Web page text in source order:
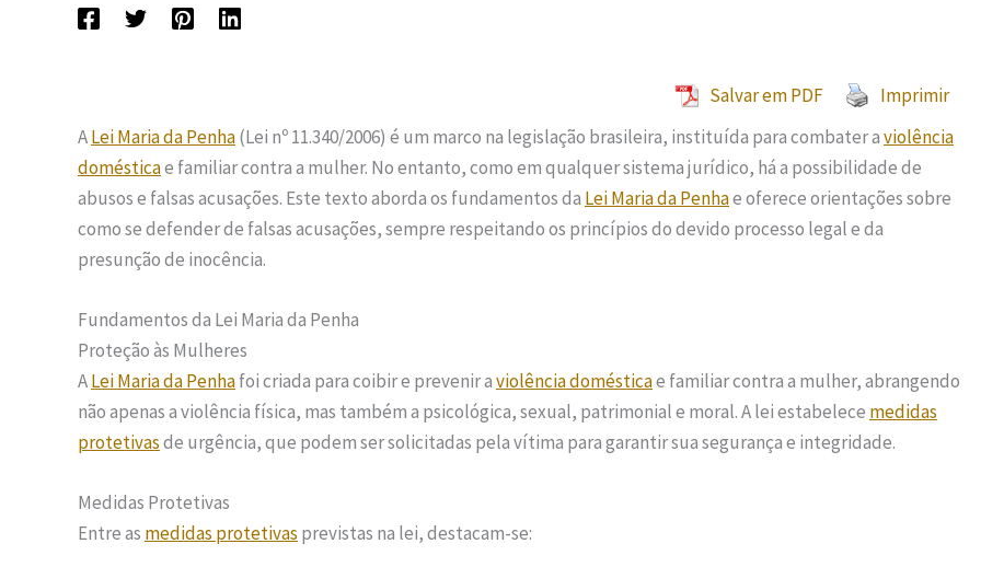
Salvar em PDF
Imprimir
ALei Maria da Penha(Lei nº 11.340/2006) é um marco na legislação brasileira, instituída para combater aviolência
domésticae familiar contra a mulher. No entanto, como em qualquer sistema jurídico, há a possibilidade de
abusos e falsas acusações. Este texto aborda os fundamentos da Lei Maria da Penhae oferece orientações sobre
como se defender de falsas acusações, sempre respeitando os princípios do devido processo legal e da
presunção de inocência.
Fundamentos da Lei Maria da Penha
Proteção às Mulheres
ALei Maria da Penhafoi criada para coibir e prevenir aviolência domésticae familiar contra a mulher, abrangendo
não apenas a violência física, mas também a psicológica, sexual, patrimonial e moral. A lei estabelece medidas
protetivasde urgência, que podem ser solicitadas pela vítima para garantir sua segurança e integridade.
Medidas Protetivas
Entre as medidas protetivas previstas na lei, destacam-se: